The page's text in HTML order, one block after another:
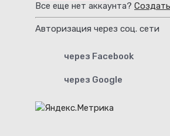
Все еще нет аккаунта? Создать
Авторизация через соц. сети
через Facebook
через Google